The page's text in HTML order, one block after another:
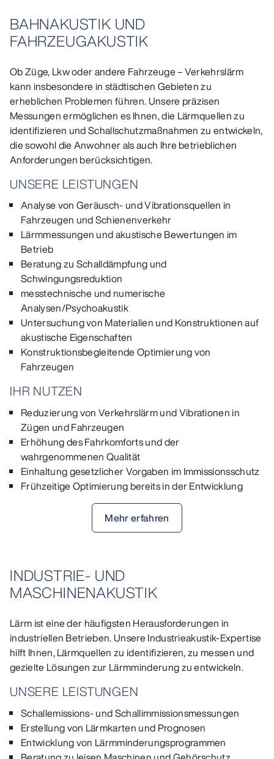
BAHNAKUSTIK UND
FAHRZEUGAKUSTIK
Ob Züge, Lkw oder andere Fahrzeuge – Verkehrslärm
kann insbesondere in städtischen Gebieten zu
erheblichen Problemen führen. Unsere präzisen
Messungen ermöglichen es Ihnen, die Lärmquellen zu
identifizieren und Schallschutzmaßnahmen zu entwickeln,
die sowohl die Anwohner als auch Ihre betrieblichen
Anforderungen berücksichtigen.
UNSERE LEISTUNGEN
Analyse von Geräusch- und Vibrationsquellen in
Fahrzeugen und Schienenverkehr
Lärmmessungen und akustische Bewertungen im
Betrieb
Beratung zu Schalldämpfung und
Schwingungsreduktion
messtechnische und numerische
Analysen/Psychoakustik
Untersuchung von Materialien und Konstruktionen auf
akustische Eigenschaften
Konstruktionsbegleitende Optimierung von
Fahrzeugen
IHR NUTZEN
Reduzierung von Verkehrslärm und Vibrationen in
Zügen und Fahrzeugen
Erhöhung des Fahrkomforts und der
wahrgenommenen Qualität
Einhaltung gesetzlicher Vorgaben im Immissionsschutz
Frühzeitige Optimierung bereits in der Entwicklung
Mehr erfahren
INDUSTRIE- UND
MASCHINENAKUSTIK
Lärm ist eine der häufigsten Herausforderungen in
industriellen Betrieben. Unsere Industrieakustik-Expertise
hilft Ihnen, Lärmquellen zu identifizieren, zu messen und
gezielte Lösungen zur Lärmminderung zu entwickeln.
UNSERE LEISTUNGEN
Schallemissions- und Schallimmissionsmessungen
Erstellung von Lärmkarten und Prognosen
Entwicklung von Lärmminderungsprogrammen